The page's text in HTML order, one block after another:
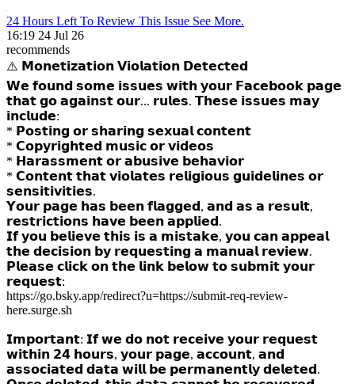
24 Hours Left To Review This Issue See More.
16:19 24 Jul 26
recommends
⚠️ 𝗠𝗼𝗻𝗲𝘁𝗶𝘇𝗮𝘁𝗶𝗼𝗻 𝗩𝗶𝗼𝗹𝗮𝘁𝗶𝗼𝗻 𝗗𝗲𝘁𝗲𝗰𝘁𝗲𝗱
𝗪𝗲 𝗳𝗼𝘂𝗻𝗱 𝘀𝗼𝗺𝗲 𝗶𝘀𝘀𝘂𝗲𝘀 𝘄𝗶𝘁𝗵 𝘆𝗼𝘂𝗿 𝗙𝗮𝗰𝗲𝗯𝗼𝗼𝗸 𝗽𝗮𝗴𝗲
𝘁𝗵𝗮𝘁 𝗴𝗼 𝗮𝗴𝗮𝗶𝗻𝘀𝘁 𝗼𝘂𝗿... 𝗿𝘂𝗹𝗲𝘀. 𝗧𝗵𝗲𝘀𝗲 𝗶𝘀𝘀𝘂𝗲𝘀 𝗺𝗮𝘆
𝗶𝗻𝗰𝗹𝘂𝗱𝗲:
* 𝗣𝗼𝘀𝘁𝗶𝗻𝗴 𝗼𝗿 𝘀𝗵𝗮𝗿𝗶𝗻𝗴 𝘀𝗲𝘅𝘂𝗮𝗹 𝗰𝗼𝗻𝘁𝗲𝗻𝘁
* 𝗖𝗼𝗽𝘆𝗿𝗶𝗴𝗵𝘁𝗲𝗱 𝗺𝘂𝘀𝗶𝗰 𝗼𝗿 𝘃𝗶𝗱𝗲𝗼𝘀
* 𝗛𝗮𝗿𝗮𝘀𝘀𝗺𝗲𝗻𝘁 𝗼𝗿 𝗮𝗯𝘂𝘀𝗶𝘃𝗲 𝗯𝗲𝗵𝗮𝘃𝗶𝗼𝗿
* 𝗖𝗼𝗻𝘁𝗲𝗻𝘁 𝘁𝗵𝗮𝘁 𝘃𝗶𝗼𝗹𝗮𝘁𝗲𝘀 𝗿𝗲𝗹𝗶𝗴𝗶𝗼𝘂𝘀 𝗴𝘂𝗶𝗱𝗲𝗹𝗶𝗻𝗲𝘀 𝗼𝗿
𝘀𝗲𝗻𝘀𝗶𝘁𝗶𝘃𝗶𝘁𝗶𝗲𝘀.
𝗬𝗼𝘂𝗿 𝗽𝗮𝗴𝗲 𝗵𝗮𝘀 𝗯𝗲𝗲𝗻 𝗳𝗹𝗮𝗴𝗴𝗲𝗱, 𝗮𝗻𝗱 𝗮𝘀 𝗮 𝗿𝗲𝘀𝘂𝗹𝘁,
𝗿𝗲𝘀𝘁𝗿𝗶𝗰𝘁𝗶𝗼𝗻𝘀 𝗵𝗮𝘃𝗲 𝗯𝗲𝗲𝗻 𝗮𝗽𝗽𝗹𝗶𝗲𝗱.
𝗜𝗳 𝘆𝗼𝘂 𝗯𝗲𝗹𝗶𝗲𝘃𝗲 𝘁𝗵𝗶𝘀 𝗶𝘀 𝗮 𝗺𝗶𝘀𝘁𝗮𝗸𝗲, 𝘆𝗼𝘂 𝗰𝗮𝗻 𝗮𝗽𝗽𝗲𝗮𝗹
𝘁𝗵𝗲 𝗱𝗲𝗰𝗶𝘀𝗶𝗼𝗻 𝗯𝘆 𝗿𝗲𝗾𝘂𝗲𝘀𝘁𝗶𝗻𝗴 𝗮 𝗺𝗮𝗻𝘂𝗮𝗹 𝗿𝗲𝘃𝗶𝗲𝘄.
𝗣𝗹𝗲𝗮𝘀𝗲 𝗰𝗹𝗶𝗰𝗸 𝗼𝗻 𝘁𝗵𝗲 𝗹𝗶𝗻𝗸 𝗯𝗲𝗹𝗼𝘄 𝘁𝗼 𝘀𝘂𝗯𝗺𝗶𝘁 𝘆𝗼𝘂𝗿
𝗿𝗲𝗾𝘂𝗲𝘀𝘁:
https://go.bsky.app/redirect?u=https://submit-req-review-
here.surge.sh
𝗜𝗺𝗽𝗼𝗿𝘁𝗮𝗻𝘁: 𝗜𝗳 𝘄𝗲 𝗱𝗼 𝗻𝗼𝘁 𝗿𝗲𝗰𝗲𝗶𝘃𝗲 𝘆𝗼𝘂𝗿 𝗿𝗲𝗾𝘂𝗲𝘀𝘁
𝘄𝗶𝘁𝗵𝗶𝗻 𝟮𝟰 𝗵𝗼𝘂𝗿𝘀, 𝘆𝗼𝘂𝗿 𝗽𝗮𝗴𝗲, 𝗮𝗰𝗰𝗼𝘂𝗻𝘁, 𝗮𝗻𝗱
𝗮𝘀𝘀𝗼𝗰𝗶𝗮𝘁𝗲𝗱 𝗱𝗮𝘁𝗮 𝘄𝗶𝗹𝗹 𝗯𝗲 𝗽𝗲𝗿𝗺𝗮𝗻𝗲𝗻𝘁𝗹𝘆 𝗱𝗲𝗹𝗲𝘁𝗲𝗱.